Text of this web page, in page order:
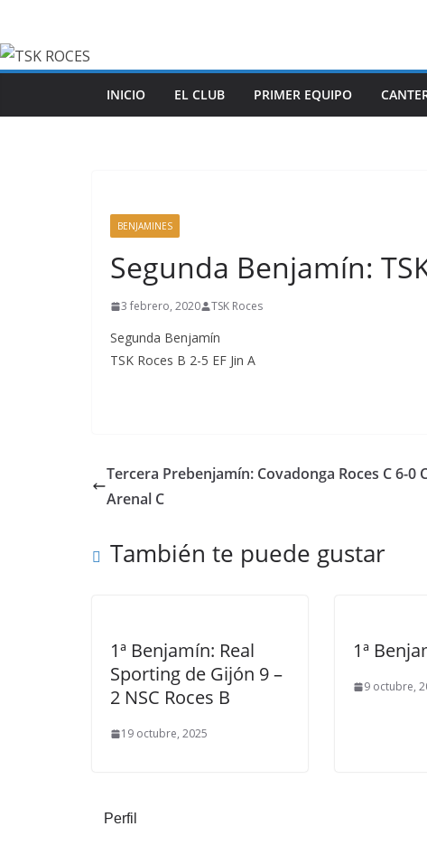
contenido
INICIO EL CLUB PRIMER EQUIPO
BENJAMINES
Segunda Benjamín:
3 febrero, 2020 TSK Roces
Segunda Benjamín
TSK Roces B 2-5 EF Jin A
Tercera Prebenjamín: Covadonga Roces C 6-0
Arenal C
También te puede gustar
1ª Benjamín: Real
Sporting de Gijón 9 –
2 NSC Roces B
19 octubre, 2025
1ª
9 octubre,
Perfil